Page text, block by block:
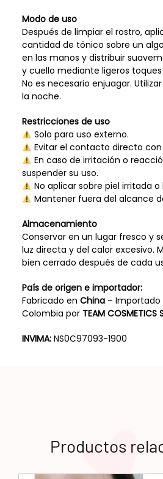
Modo de uso
Después de limpiar el rostro,
cantidad de tónico sobre un
en las manos y distribuir
y cuello mediante ligeros
No es necesario enjuagar.
la noche.
Restricciones de uso
Solo para uso externo.
Evitar el contacto directo con
En caso de irritación o
suspender su uso.
No aplicar sobre piel irritada o
Mantener fuera del alcance
Almacenamiento
Conservar en un lugar fresco y
luz directa y del calor excesivo.
bien cerrado después de cada
País de origen e importador:
Fabricado en China– Importado
Colombia por TEAM COSMETICS
INVIMA:NS0C97093-1900
Productos